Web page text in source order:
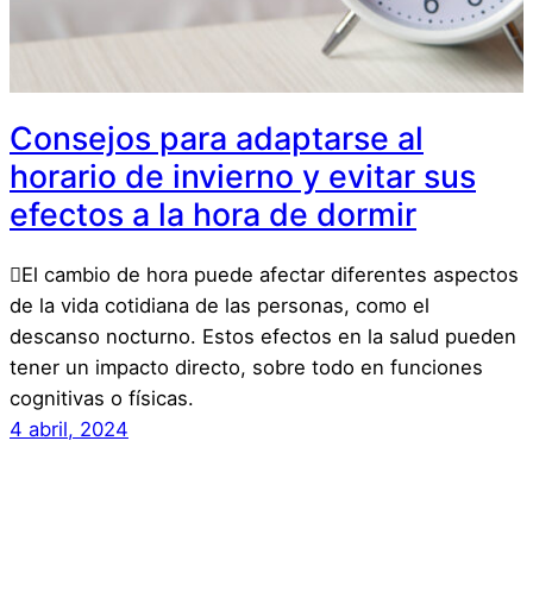
Consejos para adaptarse al
horario de invierno y evitar sus
efectos a la hora de dormir
El cambio de hora puede afectar diferentes aspectos
de la vida cotidiana de las personas, como el
descanso nocturno. Estos efectos en la salud pueden
tener un impacto directo, sobre todo en funciones
cognitivas o físicas.
4 abril, 2024